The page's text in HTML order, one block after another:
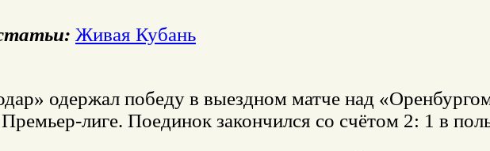
Живая Кубань
одержал победу в выездном матче над
лиге. Поединок закончился со счётом 2: 1 в